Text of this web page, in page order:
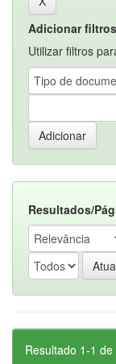
Adicionar
Utilizar filtros
Resultados/
Resultado 1-1 de